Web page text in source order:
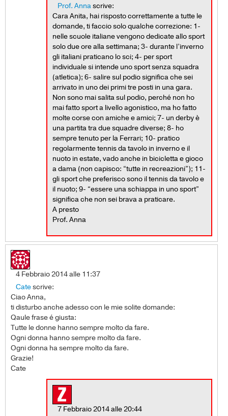
Prof. Annascrive:
Cara Anita, hai risposto correttamente a tutte le
domande, ti faccio solo qualche correzione: 1-
nelle scuole italiane vengono dedicate allo sport
solo due ore alla settimana; 3- durante l’inverno
gli italiani praticano lo sci; 4- per sport
individuale si intende uno sport senza squadra
(atletica); 6- salire sul podio significa che sei
arrivato in uno dei primi tre posti in una gara.
Non sono mai salita sul podio, perché non ho
mai fatto sport a livello agonistico, ma ho fatto
molte corse con amiche e amici; 7- un derby è
una partita tra due squadre diverse; 8- ho
sempre tenuto per la Ferrari; 10- pratico
regolarmente tennis da tavolo in inverno e il
nuoto in estate, vado anche in bicicletta e gioco
a dama (non capisco: “tutte in recreazioni”); 11-
gli sport che preferisco sono il tennis da tavolo e
il nuoto; 9- “essere una schiappa in uno sport”
significa che non sei brava a praticare.
A presto
Prof. Anna
4 Febbraio 2014 alle 11:37
Catescrive:
Ciao Anna,
ti disturbo anche adesso con le mie solite domande:
Qaule frase é giusta:
Tutte le donne hanno sempre molto da fare.
Ogni donna hanno sempre molto da fare.
Ogni donna ha sempre molto da fare.
Grazie!
Cate
7 Febbraio 2014 alle 20:44